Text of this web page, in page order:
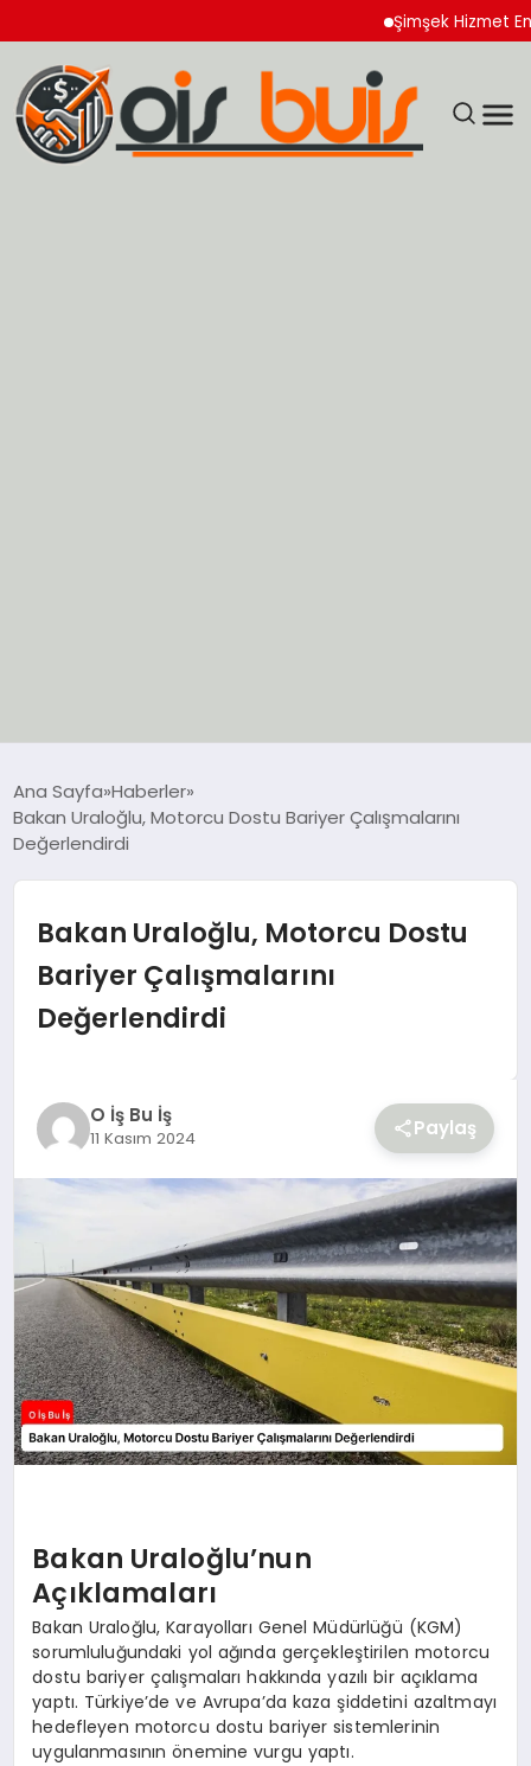
Şimşek Hizmet
EKONOMİ
SPOR
Ana Sayfa Haberler
Bakan Uraloğlu, Motorcu Dostu Bariyer Çalışmalarını
Değerlendirdi
Bakan Uraloğlu, Motorcu Dostu
Bariyer Çalışmalarını
Değerlendirdi
O İş Bu İş
11 Kasım 2024 Paylaş
Bakan Uraloğlu’nun
Açıklamaları
Bakan Uraloğlu, Karayolları Genel Müdürlüğü (KGM)
sorumluluğundaki yol ağında gerçekleştirilen motorcu
dostu bariyer çalışmaları hakkında yazılı bir açıklama
yaptı. Türkiye’de ve Avrupa’da kaza şiddetini azaltmayı
hedefleyen motorcu dostu bariyer sistemlerinin
uygulanmasının önemine vurgu yaptı.